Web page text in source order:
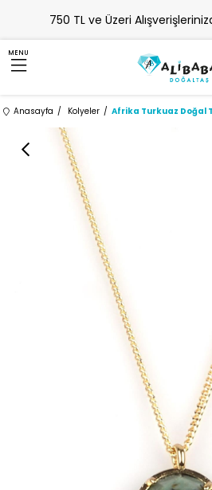
750 TL ve Üzeri
MENU
Anasayfa Kolyeler Afrika Turkuaz Doğal